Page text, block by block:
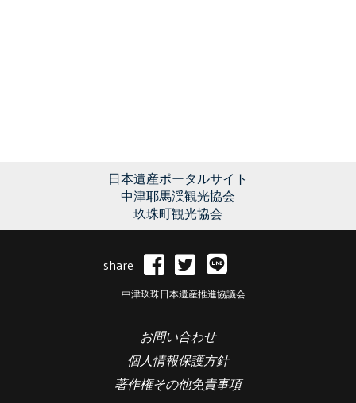
日本遺産ポータルサイト
中津耶馬渓観光協会
玖珠町観光協会
share
中津玖珠日本遺産推進協議会
お問い合わせ
個人情報保護方針
著作権その他免責事項